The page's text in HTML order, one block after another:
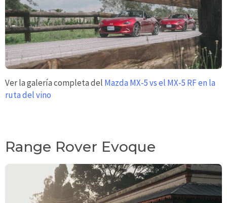
Ver la galería completa del Mazda MX-5 vs el MX-5 RF en la
ruta del vino
Range Rover Evoque